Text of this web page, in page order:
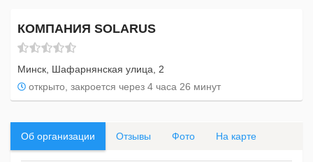
КОМПАНИЯ SOLARUS
Минск, Шафарнянская улица, 2
открыто, закроется через 4 часа 26 минут
Об организации Отзывы Фото На карте